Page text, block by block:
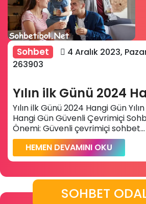
Sohbet 4 Aralık 2023,
263903
Yılın ilk Günü 2024
Yılın ilk Günü 2024 Hangi Gün
Hangi Gün Güvenli Çevrimiçi
Önemi: Güvenli çevrimiçi sohbet...
HEMEN DEVAMINI OKU
SOHBET